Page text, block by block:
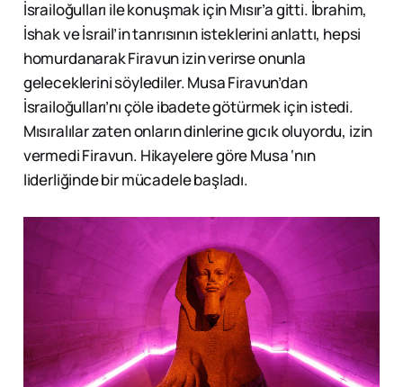
İsrailoğulları ile konuşmak için Mısır’a gitti. İbrahim,
İshak ve İsrail’in tanrısının isteklerini anlattı, hepsi
homurdanarak Firavun izin verirse onunla
geleceklerini söylediler. Musa Firavun’dan
İsrailoğulları’nı çöle ibadete götürmek için istedi.
Mısıralılar zaten onların dinlerine gıcık oluyordu, izin
vermedi Firavun. Hikayelere göre Musa ‘nın
liderliğinde bir mücadele başladı.